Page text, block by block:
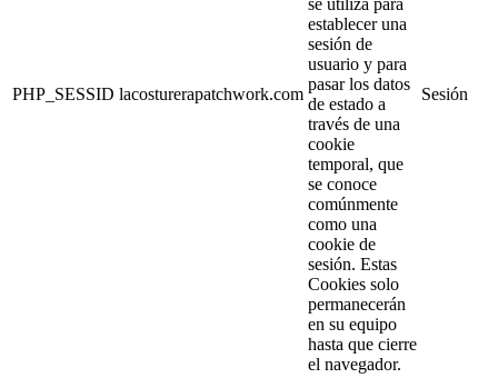
PHP_SESSID lacosturerapatchwork.com
se utiliza para
establecer una
sesión de
usuario y para
pasar los datos
de estado a
través de una
cookie
temporal, que
se conoce
comúnmente
como una
cookie de
sesión. Estas
Cookies solo
permanecerán
en su equipo
hasta que cierre
el navegador.
Sesión